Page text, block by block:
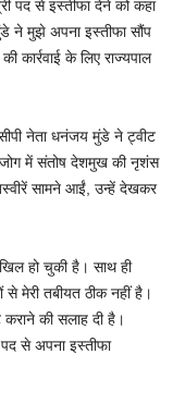
पद से इस्तीफा देने को कहा
ने मुझे अपना इस्तीफा सौंप
कार्रवाई के लिए राज्यपाल
नेता धनंजय मुंडे ने ट्वीट
में संतोष देशमुख की नृशंस
सामने आईं, उन्हें देखकर
हो चुकी है। साथ ही
से मेरी तबीयत ठीक नहीं है।
की सलाह दी है।
से अपना इस्तीफा